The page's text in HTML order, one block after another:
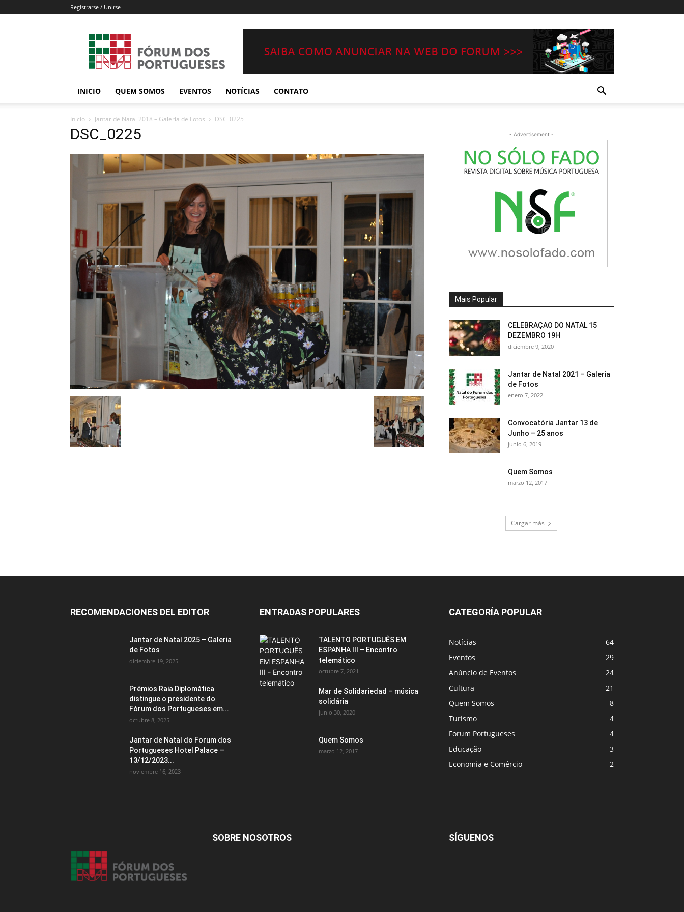
Registrarse / Unirse
Portugueses
INICIO QUEM SOMOS EVENTOS NOTÍCIAS CONTATO
Inicio Jantar de Natal 2018 – Galeria de Fotos DSC_0225
DSC_0225 - Advertisement -
Mais Popular
CELEBRAÇAO DO NATAL 15
DEZEMBRO 19H
diciembre 9, 2020
Jantar de Natal 2021 – Galeria
de Fotos
enero 7, 2022
Convocatória Jantar 13 de
Junho – 25 anos
junio 6, 2019
Quem Somos
marzo 12, 2017
Cargar más
RECOMENDACIONES DEL EDITOR
Jantar de Natal 2025 – Galeria
de Fotos
diciembre 19, 2025
Prémios Raia Diplomática
distingue o presidente do
Fórum dos Portugueses em...
octubre 8, 2025
Jantar de Natal do Forum dos
Portugueses Hotel Palace —
13/12/2023...
noviembre 16, 2023
ENTRADAS POPULARES
TALENTO PORTUGUÊS EM
ESPANHA III – Encontro
telemático
octubre 7, 2021
Mar de Solidariedad – música
solidária
junio 30, 2020
Quem Somos
marzo 12, 2017
CATEGORÍA POPULAR
Notícias
64
Eventos
29
Anúncio de Eventos
24
Cultura
21
Quem Somos
8
Turismo
4
Forum Portugueses
4
Educação
3
Economia e Comércio
2
SOBRE NOSOTROS SÍGUENOS